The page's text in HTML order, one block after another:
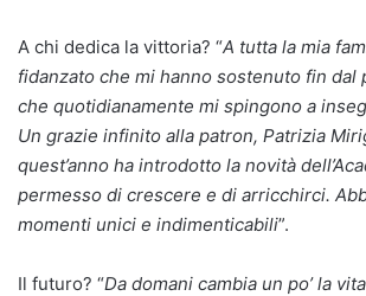
A chi dedica la vittoria? “A tutta la mia
fidanzato che mi hanno sostenuto fin dal
che quotidianamente mi spingono a
Un grazie infinito alla patron, Patrizia
quest’anno ha introdotto la novità
permesso di crescere e di arricchirci.
momenti unici e indimenticabili”.
Il futuro? “Da domani cambia un po’ la